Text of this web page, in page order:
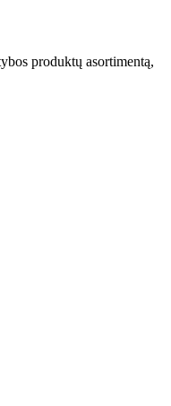
produktų asortimentą,